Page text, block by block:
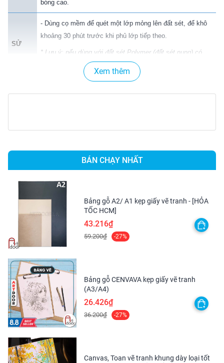
bóng cao.
SỬ
- Dùng cọ mềm để quét một lớp mỏng lên đất sét, để khô
khoảng 30 phút trước khi phủ lớp tiếp theo.
* Lưu ý: nếu dùng với đất sét Polymer (đất sét nung) có
thể sẽ bị rít (dính nhẹ) do phản ứng với chất làm dẻo có
trong đất sét nung.
- "Không có gì là bắt buộc trong sáng tạo nghệ thuật. Nghệ
thuật đến với mọi người một cách tự nhiên. Điều đó thật
thú vị". Đó là lý do có Mont Marte ngày nay, với tiêu chí
muốn tạo ra nghệ thuật một cách dễ dàng hơn, muốn
khuyến khích mọi người làm theo trí tưởng tượng của
mình, hãng đã cho ra đời những sản phẩm phục vụ cho sự
sáng tạo, nghệ thuật trên nhiều lĩnh vực từ người chuyên
nghiệp hay chỉ đơn giản là cần có niềm đam mê. Hiện nay,
Mont Marte đã có mặt ở hơn 75 quốc gia và khu vực đang
phát triển.
Xem thêm
BÁN CHẠY NHẤT
Bảng gỗ A2/ A1 kẹp giấy vẽ tranh - [HỎA
TỐC HCM]
43.216₫
59.200₫ -27%
Bảng gỗ CENVAVA kẹp giấy vẽ tranh
(A3/A4)
26.426₫
36.200₫ -27%
Canvas, Toan vẽ tranh khung dày loại tốt